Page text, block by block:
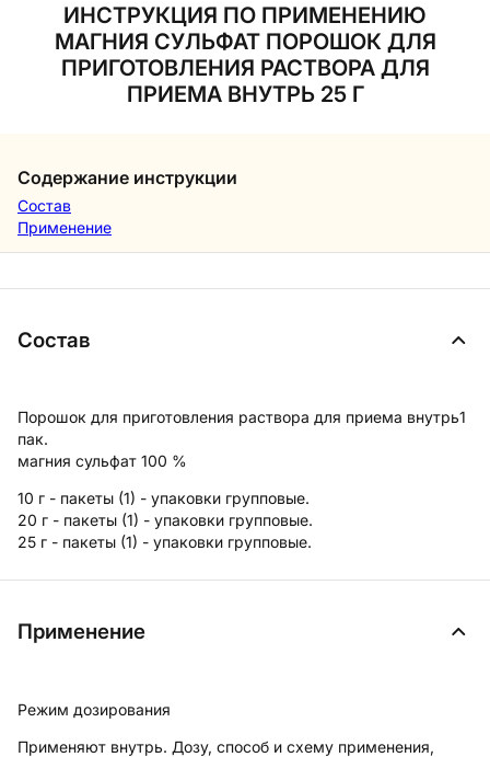
ИНСТРУКЦИЯ ПО ПРИМЕНЕНИЮ
МАГНИЯ СУЛЬФАТ ПОРОШОК ДЛЯ
ПРИГОТОВЛЕНИЯ РАСТВОРА ДЛЯ
ПРИЕМА ВНУТРЬ 25 Г
Содержание инструкции
Состав
Применение
Состав
Порошок для приготовления раствора для приема внутрь1
пак.
магния сульфат 100 %
10 г - пакеты (1) - упаковки групповые.
20 г - пакеты (1) - упаковки групповые.
25 г - пакеты (1) - упаковки групповые.
Применение
Режим дозирования
Применяют внутрь. Дозу, способ и схему применения,